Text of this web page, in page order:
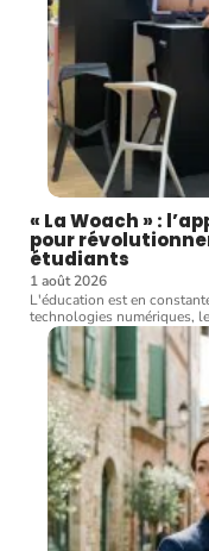
« La Woach » :
pour
étudiants
1 août 2026
L'éducation est en
technologies numériques,